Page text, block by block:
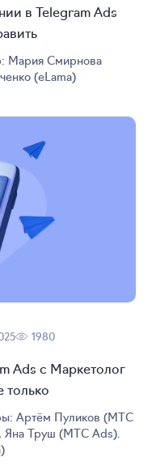
в Telegram Ads
Мария Смирнова
(eLama)
1980
Ads с Маркетолог
только
Артём Пуликов (МТС
Яна Труш (МТС Ads).